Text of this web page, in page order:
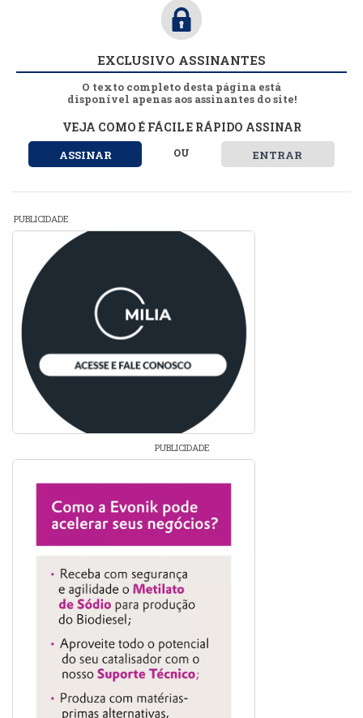
EXCLUSIVO ASSINANTES
O texto completo desta página está
disponível apenas aos assinantes do site!
VEJA COMO É FÁCIL E RÁPIDO ASSINAR
ASSINAR OU ENTRAR
PUBLICIDADE
PUBLICIDADE